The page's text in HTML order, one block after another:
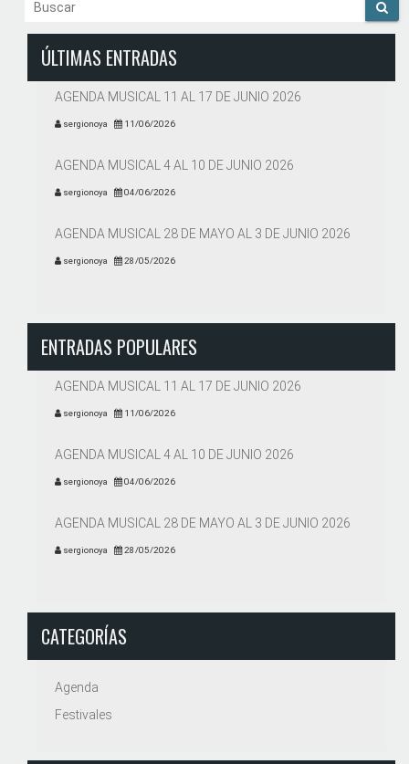
ÚLTIMAS ENTRADAS
AGENDA MUSICAL 11 AL 17 DE JUNIO 2026
sergionoya 11/06/2026
AGENDA MUSICAL 4 AL 10 DE JUNIO 2026
sergionoya 04/06/2026
AGENDA MUSICAL 28 DE MAYO AL 3 DE JUNIO 2026
sergionoya 28/05/2026
ENTRADAS POPULARES
AGENDA MUSICAL 11 AL 17 DE JUNIO 2026
sergionoya 11/06/2026
AGENDA MUSICAL 4 AL 10 DE JUNIO 2026
sergionoya 04/06/2026
AGENDA MUSICAL 28 DE MAYO AL 3 DE JUNIO 2026
sergionoya 28/05/2026
CATEGORÍAS
Agenda
Festivales